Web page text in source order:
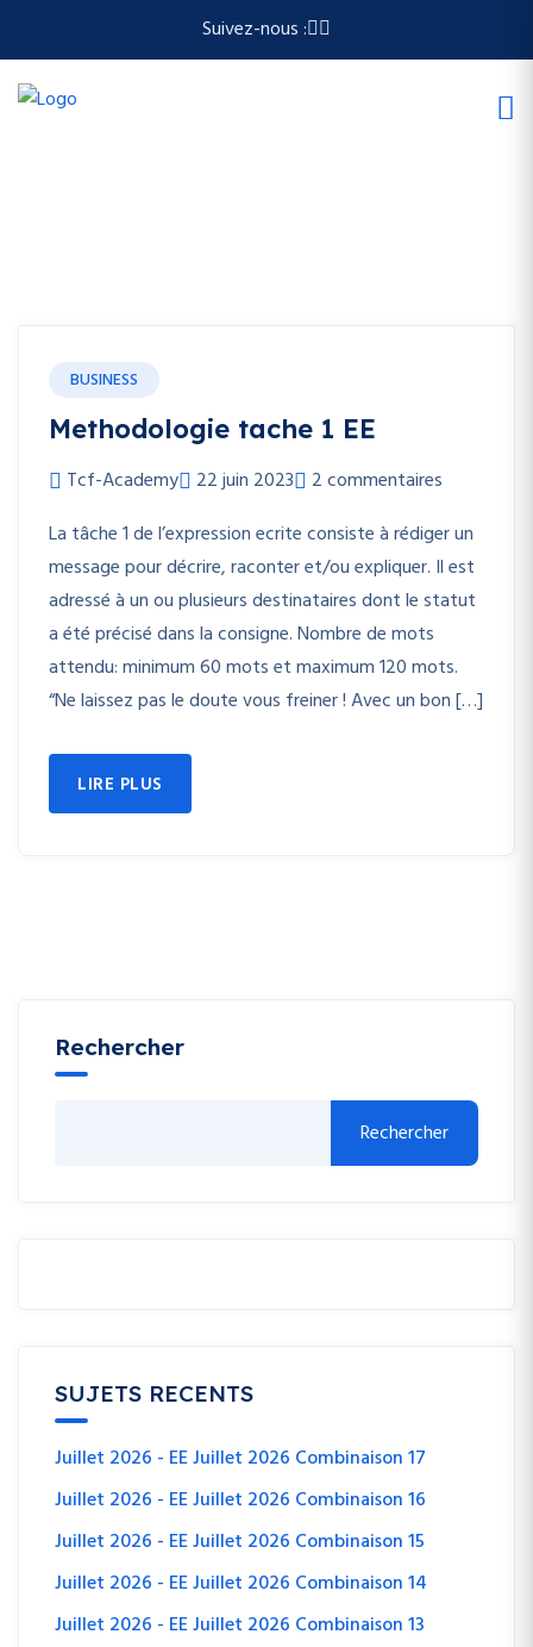
Suivez-nous :
BUSINESS
Methodologie tache 1 EE
Tcf-Academy 22 juin 2023
2 commentaires
La tâche 1 de l’expression ecrite consiste à rédiger un
message pour décrire, raconter et/ou expliquer. Il est
adressé à un ou plusieurs destinataires dont le statut
a été précisé dans la consigne. Nombre de mots
attendu: minimum 60 mots et maximum 120 mots.
“Ne laissez pas le doute vous freiner ! Avec un bon […]
LIRE PLUS
Rechercher
Rechercher
SUJETS RECENTS
Juillet 2026 - EE Juillet 2026 Combinaison 17
Juillet 2026 - EE Juillet 2026 Combinaison 16
Juillet 2026 - EE Juillet 2026 Combinaison 15
Juillet 2026 - EE Juillet 2026 Combinaison 14
Juillet 2026 - EE Juillet 2026 Combinaison 13